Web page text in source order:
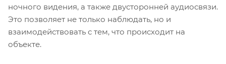
ночного видения, а также двусторонней аудиосвязи.
Это позволяет не только наблюдать, но и
взаимодействовать с тем, что происходит на
объекте.